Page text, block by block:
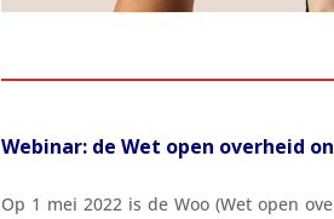
Webinar: de Wet open overheid
Op 1 mei 2022 is de Woo (Wet open